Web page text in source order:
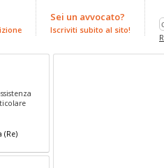
Sei un avvocato?
Iscriviti subito al sito!
(Re)